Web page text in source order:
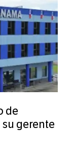
de
gerente